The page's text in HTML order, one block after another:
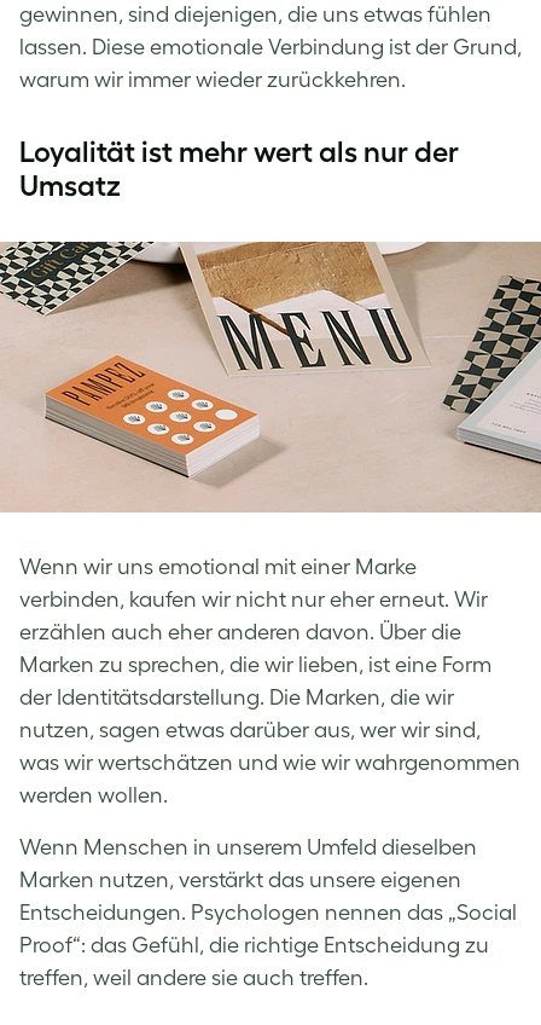
gewinnen, sind diejenigen, die uns etwas fühlen
lassen. Diese emotionale Verbindung ist der Grund,
warum wir immer wieder zurückkehren.
Loyalität ist mehr wert als nur der
Umsatz
Wenn wir uns emotional mit einer Marke
verbinden, kaufen wir nicht nur eher erneut. Wir
erzählen auch eher anderen davon. Über die
Marken zu sprechen, die wir lieben, ist eine Form
der Identitätsdarstellung. Die Marken, die wir
nutzen, sagen etwas darüber aus, wer wir sind,
was wir wertschätzen und wie wir wahrgenommen
werden wollen.
Wenn Menschen in unserem Umfeld dieselben
Marken nutzen, verstärkt das unsere eigenen
Entscheidungen. Psychologen nennen das „Social
Proof“: das Gefühl, die richtige Entscheidung zu
treffen, weil andere sie auch treffen.